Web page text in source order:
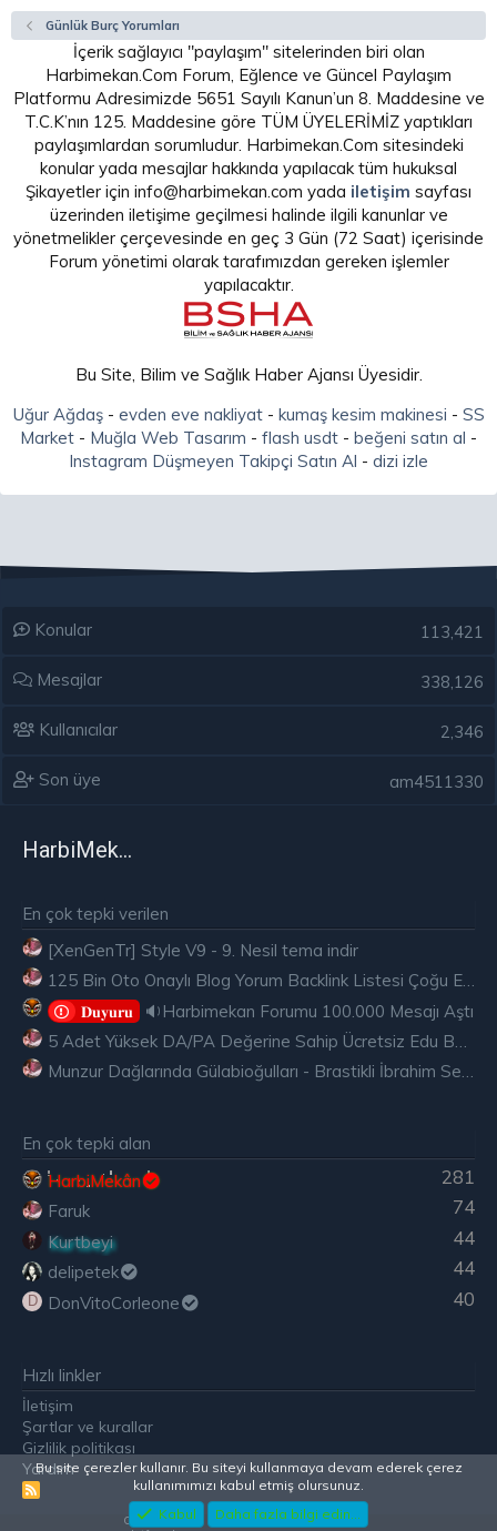
Günlük Burç Yorumları
İçerik sağlayıcı "paylaşım" sitelerinden biri olan
Harbimekan.Com Forum, Eğlence ve Güncel Paylaşım
Platformu Adresimizde 5651 Sayılı Kanun’un 8. Maddesine ve
T.C.K’nın 125. Maddesine göre TÜM ÜYELERİMİZ yaptıkları
paylaşımlardan sorumludur. Harbimekan.Com sitesindeki
konular yada mesajlar hakkında yapılacak tüm hukuksal
Şikayetler için info@harbimekan.com yada iletişim sayfası
üzerinden iletişime geçilmesi halinde ilgili kanunlar ve
yönetmelikler çerçevesinde en geç 3 Gün (72 Saat) içerisinde
Forum yönetimi olarak tarafımızdan gereken işlemler
yapılacaktır.
Bu Site, Bilim ve Sağlık Haber Ajansı Üyesidir.
Uğur Ağdaş- evden eve nakliyat- kumaş kesim makinesi - SS
Market - Muğla Web Tasarım - flash usdt - beğeni satın al -
Instagram Düşmeyen Takipçi Satın Al - dizi izle
Konular 113,421
Mesajlar 338,126
Kullanıcılar 2,346
Son üye am4511330
HarbiMekân
En çok tepki verilen
[XenGenTr] Style V9 - 9. Nesil tema indir
125 Bin Oto Onaylı Blog Yorum Backlink Listesi Çoğu Edu ve Gov Ücretsiz
𝐃𝐮𝐲𝐮𝐫𝐮
🔉Harbimekan Forumu 100.000 Mesajı Aştı
5 Adet Yüksek DA/PA Değerine Sahip Ücretsiz Edu Backlink
Munzur Dağlarında Gülabioğulları - Brastikli İbrahim Sevindik
En çok tepki alan
281
HarbiMekân
74
Faruk
44
Kurtbeyi
44
delipetek
D 40
DonVitoCorleone
Hızlı linkler
İletişim
Şartlar ve kurallar
Gizlilik politikası
Yardım
R
Community
Bu site çerezler kullanır. Bu siteyi kullanmaya devam ederek çerez
kullanımımızı kabul etmiş olursunuz.
Kabul
Daha fazla bilgi edin...